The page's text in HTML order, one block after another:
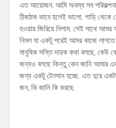
এত আয়োজন. আমি অবস্য সব
ঠিকঠাক ভাবে হলেই ভালো. গাড়ি থেকে
হওয়ায় জিরিয়ে নিলাম. সেই সাথে আমর
নিমল যা একটু পরেই আমর কাজে লাগতে
মানুষিক সস্তি দায়ক কথা বলছে, কেউ
জন্যও বলছে কিন্তু কেন জানি আমার
জন্য একটু টেনসান হচ্ছে. এত দুরে
জন, কি জানি কি করছে.